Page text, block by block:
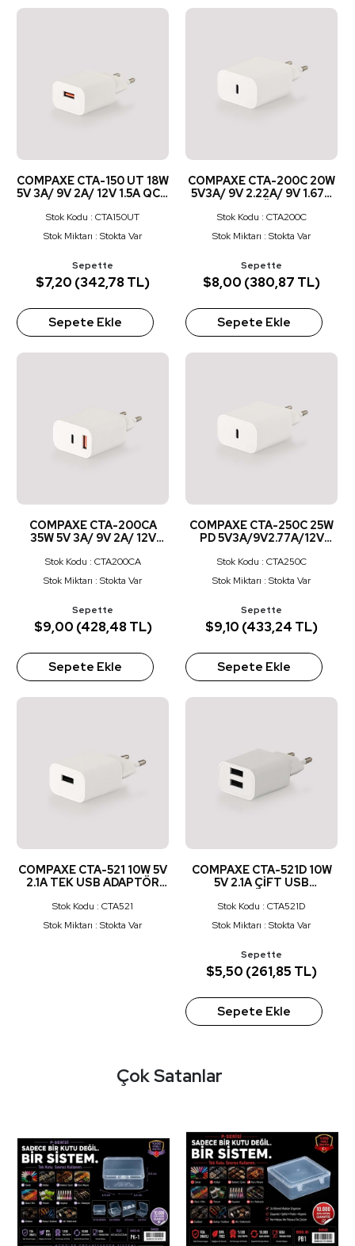
COMPAXE CTA-150 UT 18W
5V 3A/ 9V 2A/ 12V 1.5A QC +
KABLOLU SET BEYAZ
Stok Kodu : CTA150UT
Stok Miktarı : Stokta Var
Sepette
$7,20 (342,78 TL)
Sepete Ekle
COMPAXE CTA-200C 20W
5V3A/ 9V 2.22A/ 9V 1.67A
Stok Kodu : CTA200C
Stok Miktarı : Stokta Var
Sepette
$8,00 (380,87 TL)
Sepete Ekle
COMPAXE CTA-200CA
35W 5V 3A/ 9V 2A/ 12V
1.67APD/QC ADAPTÖR
BEYAZ
Stok Kodu : CTA200CA
Stok Miktarı : Stokta Var
Sepette
$9,00 (428,48 TL)
Sepete Ekle
COMPAXE CTA-250C 25W
PD 5V3A/9V2.77A/12V
Stok Kodu : CTA250C
Stok Miktarı : Stokta Var
Sepette
$9,10 (433,24 TL)
Sepete Ekle
COMPAXE CTA-521 10W 5V
2.1A TEK USB ADAPTÖR
Stok Kodu : CTA521
Stok Miktarı : Stokta Var
COMPAXE CTA-521D 10W
5V 2.1A ÇİFT USB
Stok Kodu : CTA521D
Stok Miktarı : Stokta Var
Sepette
$5,50 (261,85 TL)
Sepete Ekle
Çok Satanlar